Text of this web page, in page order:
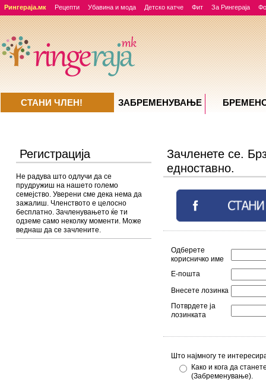
Рингераја.мк Рецепти Убавина и мода Детско катче Фит За Рингераја
Регистрација
Не радува што одлучи да се
прудружиш на нашето големо
семејство. Уверени сме дека нема да
зажалиш. Членството е целосно
бесплатно. Зачленувањето ќе ти
одземе само неколку моменти. Може
веднаш да се зачлените.
Зачленете се.
едноставно.
Одберете
корисничко име
Е-пошта
Внесете лозинка
Потврдете ја
лозинката
Што најмногу те
Како и кога да
(Забременување).
СТАНИ ЧЛЕН! ЗАБРЕМЕНУВАЊE